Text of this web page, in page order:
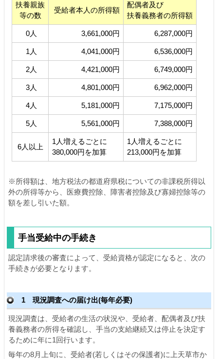
扶養親族
等の数
受給者本人の所得額
配偶者及び
扶養義務者の所得額
0人 3,661,000円 6,287,000円
1人 4,041,000円 6,536,000円
2人 4,421,000円 6,749,000円
3人 4,801,000円 6,962,000円
4人 5,181,000円 7,175,000円
5人 5,561,000円 7,388,000円
6人以上
1人増えるごとに
380,000円を加算
1人増えるごとに
213,000円を加算
※所得額は、地方税法の都道府県税についての非課税所得以
外の所得等から、医療費控除、障害者控除及び寡婦控除等の
額を差し引いた額。
手当受給中の手続き
認定請求後の審査によって、受給資格が認定になると、次の
手続きが必要となります。
1 現況調査への届け出(毎年必要)
現況調査は、受給者の生活の状況や、受給者、配偶者及び扶
養義務者の所得を確認し、手当の支給継続又は停止を決定す
るために年に1回行います。
毎年の8月上旬に、受給者(若しくはその保護者)に上天草市か